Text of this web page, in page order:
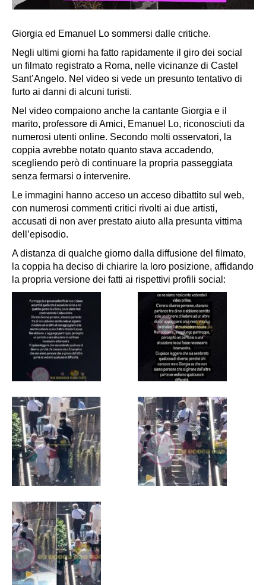
Giorgia ed Emanuel Lo sommersi dalle critiche.
Negli ultimi giorni ha fatto rapidamente il giro dei social
un filmato registrato a Roma, nelle vicinanze di Castel
Sant’Angelo. Nel video si vede un presunto tentativo di
furto ai danni di alcuni turisti.
Nel video compaiono anche la cantante Giorgia e il
marito, professore di Amici, Emanuel Lo, riconosciuti da
numerosi utenti online. Secondo molti osservatori, la
coppia avrebbe notato quanto stava accadendo,
scegliendo però di continuare la propria passeggiata
senza fermarsi o intervenire.
Le immagini hanno acceso un acceso dibattito sul web,
con numerosi commenti critici rivolti ai due artisti,
accusati di non aver prestato aiuto alla presunta vittima
dell’episodio.
A distanza di qualche giorno dalla diffusione del filmato,
la coppia ha deciso di chiarire la loro posizione, affidando
la propria versione dei fatti ai rispettivi profili social: